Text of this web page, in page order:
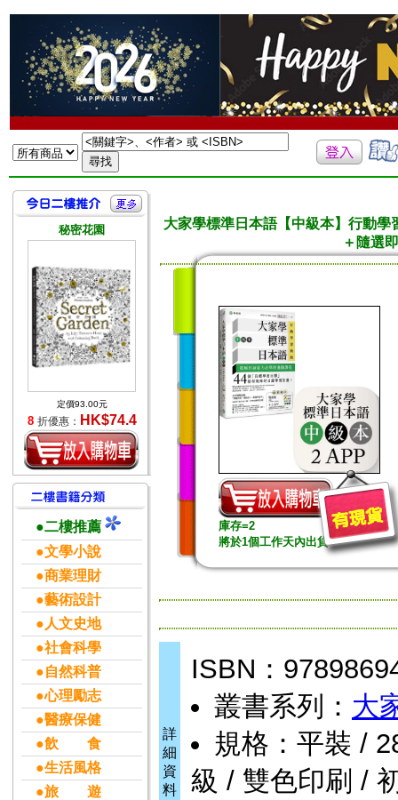
秘密花園
定價93.00元
8 折優惠： HK$74.4
●二樓推薦
●文學小說
●商業理財
●藝術設計
●人文史地
●社會科學
●自然科普
●心理勵志
●醫療保健
●飲 食
●生活風格
●旅 遊
大家學標準日本語【中級本】行動
＋隨選
庫存=2
將於1個工作天內出貨
詳
細
資
料
ISBN：
叢書系列： 大
規格：平裝 /
級 / 雙色印刷 /